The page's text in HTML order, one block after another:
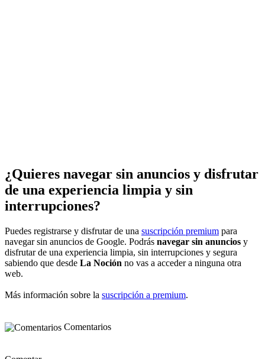
¿Quieres navegar sin anuncios y disfrutar
de una experiencia limpia y sin
interrupciones?
Puedes registrarse y disfrutar de una suscripción premium para
navegar sin anuncios de Google. Podrás navegar sin anuncios y
disfrutar de una experiencia limpia, sin interrupciones y segura
sabiendo que desde La Noción no vas a acceder a ninguna otra
web.
Más información sobre la suscripción a premium.
Comentarios